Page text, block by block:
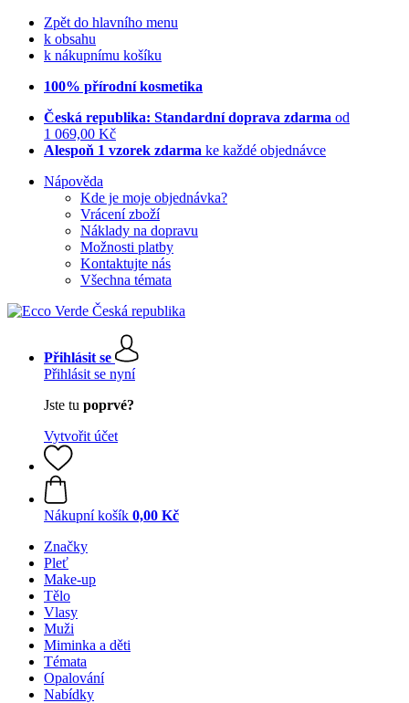
Zpět do hlavního menu
k obsahu
k nákupnímu košíku
100% přírodní kosmetika
Česká republika: Standardní doprava zdarma od
1 069,00 Kč
Alespoň 1 vzorek zdarma ke každé objednávce
Nápověda
Kde je moje objednávka?
Vrácení zboží
Náklady na dopravu
Možnosti platby
Kontaktujte nás
Všechna témata
Přihlásit se
Přihlásit se nyní
Jste tu poprvé?
Vytvořit účet
Nákupní košík 0,00 Kč
Značky
Pleť
Make-up
Tělo
Vlasy
Muži
Miminka a děti
Témata
Opalování
Nabídky